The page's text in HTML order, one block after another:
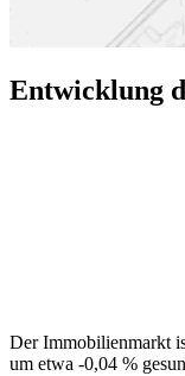
Entwicklung
Der Immobilienmarkt
um etwa -0,04 %